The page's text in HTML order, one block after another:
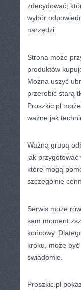
zdecydować,
wybór
narzędzi.
Strona może
produktów
Można uszyć
przerobić starą
Proszkic.pl
ważne jak
Ważną grupą
jak
które mogą
szczególnie
Serwis może
sam moment
końcowy.
kroku, może
świadomie.
Proszkic.pl